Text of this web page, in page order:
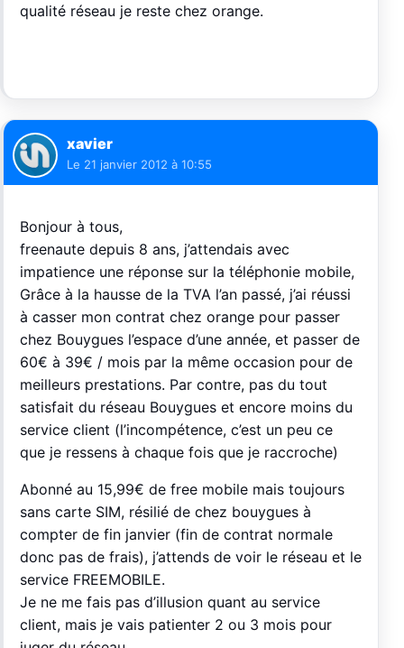
qualité réseau je reste chez orange.
xavier
Le 21 janvier 2012 à 10:55
Bonjour à tous,
freenaute depuis 8 ans, j’attendais avec
impatience une réponse sur la téléphonie mobile,
Grâce à la hausse de la TVA l’an passé, j’ai réussi
à casser mon contrat chez orange pour passer
chez Bouygues l’espace d’une année, et passer de
60€ à 39€ / mois par la même occasion pour de
meilleurs prestations. Par contre, pas du tout
satisfait du réseau Bouygues et encore moins du
service client (l’incompétence, c’est un peu ce
que je ressens à chaque fois que je raccroche)
Abonné au 15,99€ de free mobile mais toujours
sans carte SIM, résilié de chez bouygues à
compter de fin janvier (fin de contrat normale
donc pas de frais), j’attends de voir le réseau et le
service FREEMOBILE.
Je ne me fais pas d’illusion quant au service
client, mais je vais patienter 2 ou 3 mois pour